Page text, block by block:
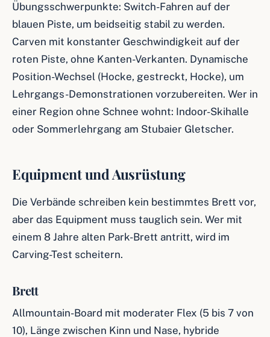
Übungsschwerpunkte: Switch-Fahren auf der
blauen Piste, um beidseitig stabil zu werden.
Carven mit konstanter Geschwindigkeit auf der
roten Piste, ohne Kanten-Verkanten. Dynamische
Position-Wechsel (Hocke, gestreckt, Hocke), um
Lehrgangs-Demonstrationen vorzubereiten. Wer in
einer Region ohne Schnee wohnt: Indoor-Skihalle
oder Sommerlehrgang am Stubaier Gletscher.
Equipment und Ausrüstung
Die Verbände schreiben kein bestimmtes Brett vor,
aber das Equipment muss tauglich sein. Wer mit
einem 8 Jahre alten Park-Brett antritt, wird im
Carving-Test scheitern.
Brett
Allmountain-Board mit moderater Flex (5 bis 7 von
10), Länge zwischen Kinn und Nase, hybride